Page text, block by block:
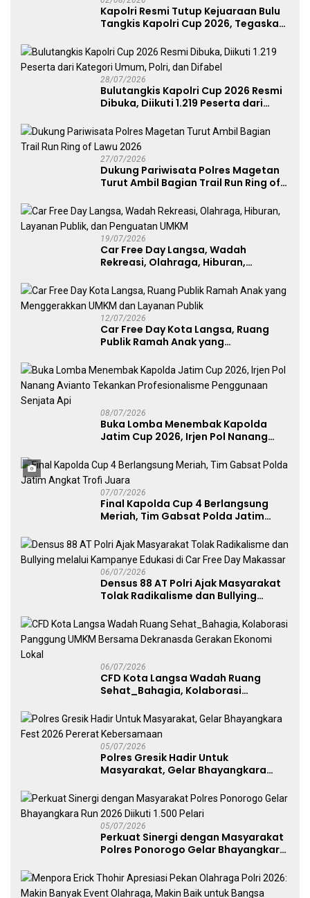
Kapolri Resmi Tutup Kejuaraan Bulu
Tangkis Kapolri Cup 2026, Tegaskan
Atlet Nasional
28/07/2026
Bulutangkis Kapolri Cup 2026 Resmi
Dibuka, Diikuti 1.219 Peserta dari
27/07/2026
Dukung Pariwisata Polres Magetan
Turut Ambil Bagian Trail Run Ring of
19/07/2026
Car Free Day Langsa, Wadah
Rekreasi, Olahraga, Hiburan,
UMKM
12/07/2026
Car Free Day Kota Langsa, Ruang
Publik Ramah Anak yang
Publik
08/07/2026
Buka Lomba Menembak Kapolda
Jatim Cup 2026, Irjen Pol Nanang
Penggunaan Senjata Api
07/07/2026
Final Kapolda Cup 4 Berlangsung
Meriah, Tim Gabsat Polda Jatim
06/07/2026
Densus 88 AT Polri Ajak Masyarakat
Tolak Radikalisme dan Bullying
Free Day Makassar
06/07/2026
CFD Kota Langsa Wadah Ruang
Sehat_Bahagia, Kolaborasi
Dekranasda Gerakan Ekonomi Lokal
05/07/2026
Polres Gresik Hadir Untuk
Masyarakat, Gelar Bhayangkara
05/07/2026
Perkuat Sinergi dengan Masyarakat
Polres Ponorogo Gelar Bhayangkara